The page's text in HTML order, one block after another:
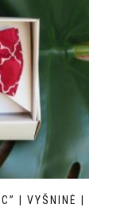
| VYŠNINĖ |